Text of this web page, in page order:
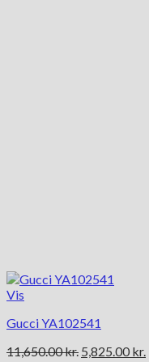
Vis
Gucci YA102541
11,650.00kr. Den
5,825.00 kr.